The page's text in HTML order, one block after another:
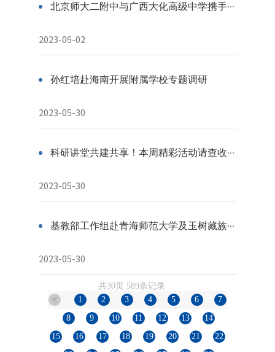
北京师大二附中与广西大化高级中学携手合作项目启动丨县中托管
2023-06-02
孙红培赴海南开展附属学校专题调研
2023-05-30
科研讲堂共建共享！本周精彩活动请查收！（2023春⑮5.29-6.4）丨“大学-附校”学科一体化
2023-05-30
基教部工作组赴青海师范大学及玉树藏族自治州开展主题教育专项调研
2023-05-30
共30页 589条记录
<
1 2 3 4 5 6
7
8
9 10 11 12 13
14
15
16 17 18 19 20 21
22